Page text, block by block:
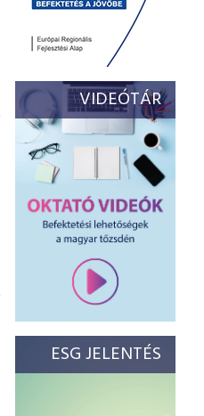
VIDEÓTÁR
ESG JELENTÉS